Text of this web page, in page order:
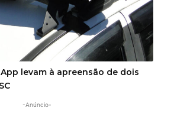
levam à apreensão de dois
-Anúncio-